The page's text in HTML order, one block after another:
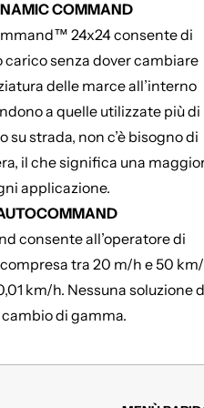
COMMAND
24x24 consente di
senza dover cambiare
delle marce all’interno
a quelle utilizzate più di
strada, non c’è bisogno di
il che significa una
applicazione.
consente all’operatore di
tra 20 m/h e 50
km/h. Nessuna soluzione
di gamma.